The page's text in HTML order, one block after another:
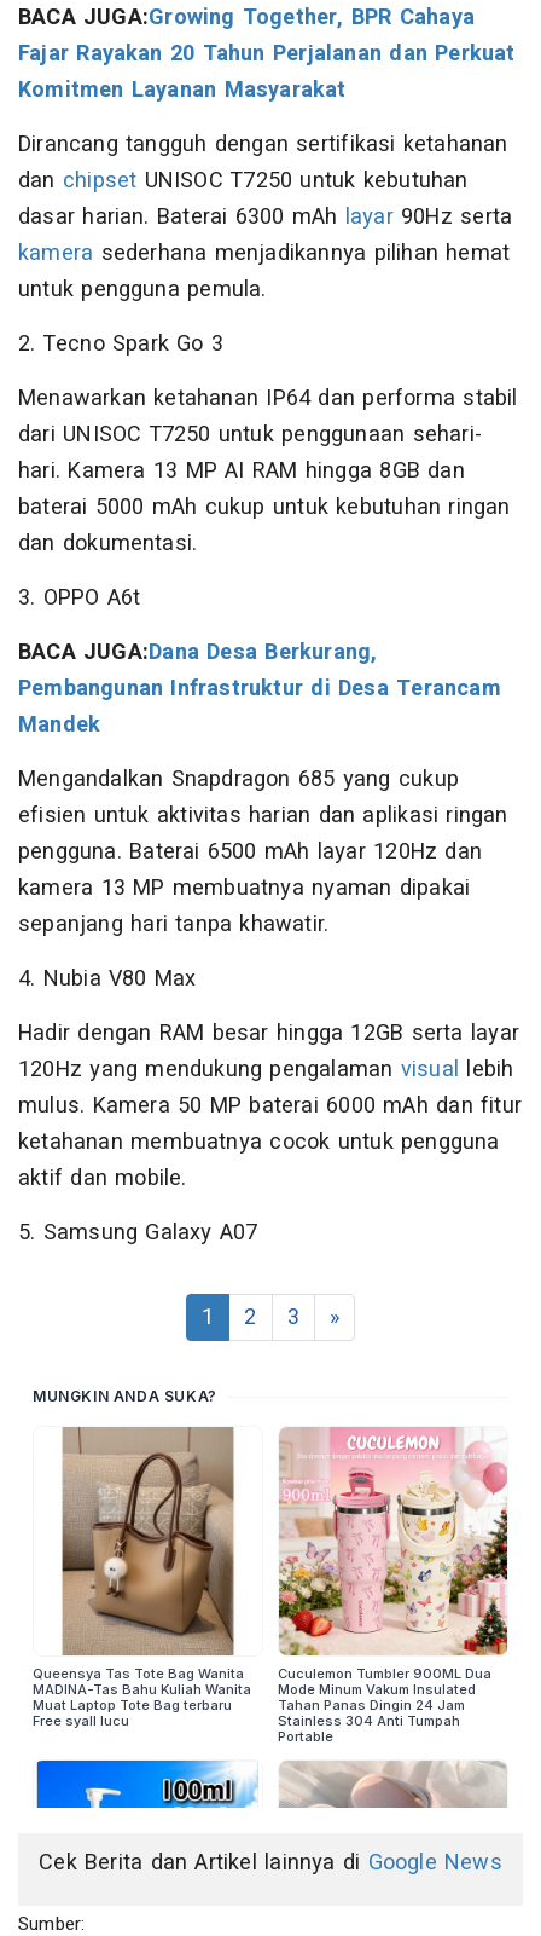
BACA JUGA:Growing Together, BPR Cahaya
Fajar Rayakan 20 Tahun Perjalanan dan Perkuat
Komitmen Layanan Masyarakat
Dirancang tangguh dengan sertifikasi ketahanan
dan chipset UNISOC T7250 untuk kebutuhan
dasar harian. Baterai 6300 mAh layar90Hz serta
kamera sederhana menjadikannya pilihan hemat
untuk pengguna pemula.
2. Tecno Spark Go 3
Menawarkan ketahanan IP64 dan performa stabil
dari UNISOC T7250 untuk penggunaan sehari-
hari. Kamera 13 MP AI RAM hingga 8GB dan
baterai 5000 mAh cukup untuk kebutuhan ringan
dan dokumentasi.
3. OPPO A6t
BACA JUGA:Dana Desa Berkurang,
Pembangunan Infrastruktur di Desa Terancam
Mandek
Mengandalkan Snapdragon 685 yang cukup
efisien untuk aktivitas harian dan aplikasi ringan
pengguna. Baterai 6500 mAh layar 120Hz dan
kamera 13 MP membuatnya nyaman dipakai
sepanjang hari tanpa khawatir.
4. Nubia V80 Max
Hadir dengan RAM besar hingga 12GB serta layar
120Hz yang mendukung pengalaman visual lebih
mulus. Kamera 50 MP baterai 6000 mAh dan fitur
ketahanan membuatnya cocok untuk pengguna
aktif dan mobile.
5. Samsung Galaxy A07
1 2 3 »
Cek Berita dan Artikel lainnya di Google News
Sumber: